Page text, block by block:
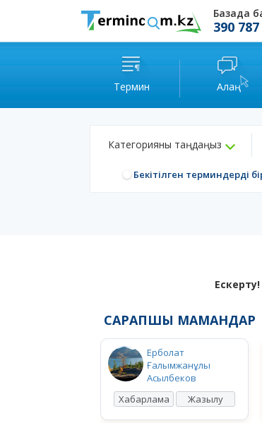
Базада
390 787
Термин Алаң
Категорияны таңдаңыз
Бекітілген терминдерді
Ескерту!
САРАПШЫ МАМАНДАР
Ерболат
Ғалымжанұлы
Асылбеков
Хабарлама
Жазылу